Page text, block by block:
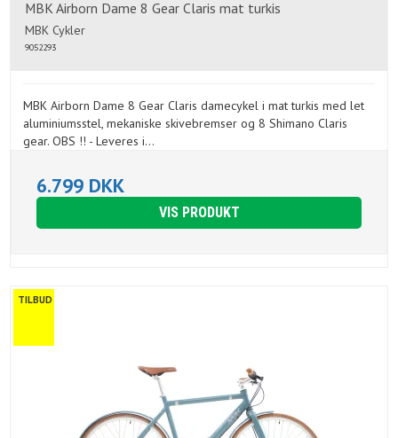
MBK Airborn Dame 8 Gear Claris mat turkis
MBK Cykler
9052293
MBK Airborn Dame 8 Gear Claris damecykel i mat turkis med let
aluminiumsstel, mekaniske skivebremser og 8 Shimano Claris
gear. OBS !! - Leveres i...
6.799 DKK
VIS PRODUKT
TILBUD